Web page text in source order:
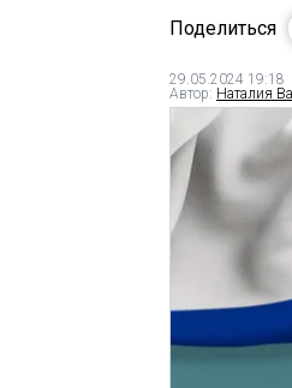
Поделиться
29.05.2024 19:18
Автор: Наталия